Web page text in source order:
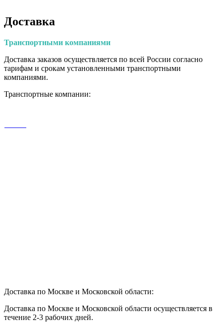
Доставка
Транспортными компаниями
Доставка заказов осуществляется по всей России согласно
тарифам и срокам установленными транспортными
компаниями.
Транспортные компании:
Доставка по Москве и Московской области:
Доставка по Москве и Московской области осуществляется в
течение 2-3 рабочих дней.